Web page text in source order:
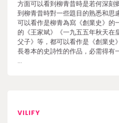
方面可以看到柳青昔時是若何深刻
到柳青昔時對一些題目的熟悉和思
可以看作是柳青為寫《創業史》的
的《王家斌》《一九五五年秋天在
父子》等，都可以看作是《創業史
長卷本的史詩性的作品，必需得有
…
VILIFY